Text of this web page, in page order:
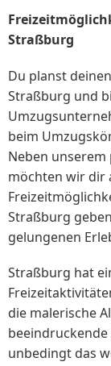
Straßburg
Du planst
Straßburg und
beim
Neben
möchten wir dir
Straßburg
gelungenen
Straßburg hat
die malerische
unbedingt das